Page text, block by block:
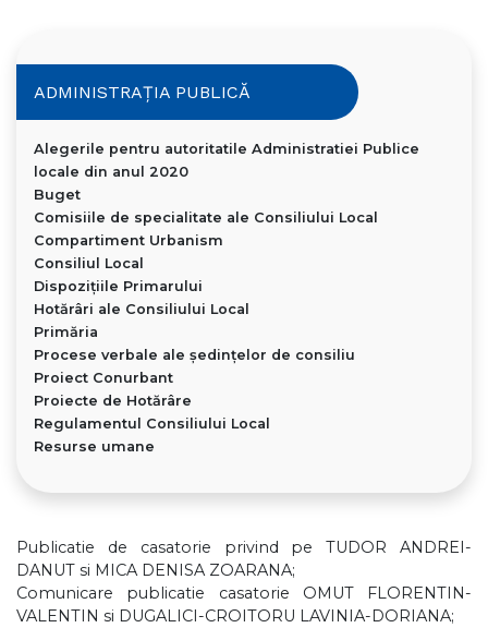
ADMINISTRAȚIA PUBLICĂ
Alegerile pentru autoritatile Administratiei Publice
locale din anul 2020
Buget
Comisiile de specialitate ale Consiliului Local
Compartiment Urbanism
Consiliul Local
Dispoziţiile Primarului
Hotărâri ale Consiliului Local
Primăria
Procese verbale ale ședințelor de consiliu
Proiect Conurbant
Proiecte de Hotărâre
Regulamentul Consiliului Local
Resurse umane
Publicatie de casatorie privind pe TUDOR ANDREI-
DANUT si MICA DENISA ZOARANA;
Comunicare publicatie casatorie OMUT FLORENTIN-
VALENTIN si DUGALICI-CROITORU LAVINIA-DORIANA;